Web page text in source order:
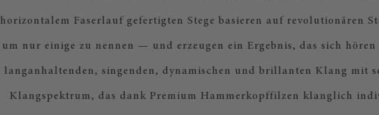
horizontalem Faserlauf gefertigten Stege basieren auf revolutionären
um nur einige zu nennen — und erzeugen ein Ergebnis, das sich hören
langanhaltenden, singenden, dynamischen und brillanten Klang mit
Klangspektrum, das dank Premium Hammerkopffilzen klanglich